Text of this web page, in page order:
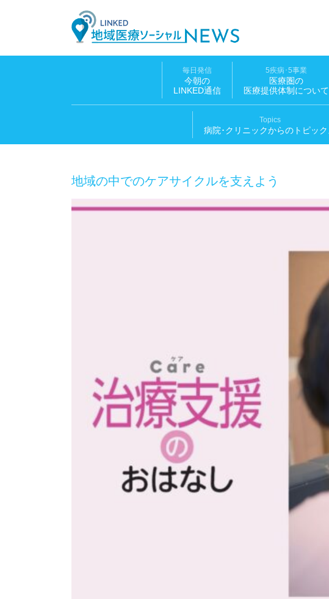
LINKED 地域医療
毎日発信
今朝の
LINKED通信
5疾病･5事業
医療圏の
医療提供体制について
Topics
病院･クリニックからのトピック
地域の中でのケアサイクルを支えよう